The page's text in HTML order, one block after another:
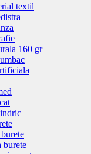
textil
160 gr